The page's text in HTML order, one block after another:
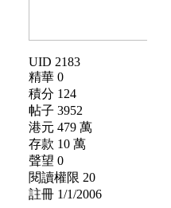
UID 2183
精華 0
積分 124
帖子 3952
港元 479 萬
存款 10 萬
聲望 0
閱讀權限 20
註冊 1/1/2006